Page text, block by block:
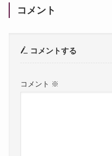
コメント
コメントする
コメント ※